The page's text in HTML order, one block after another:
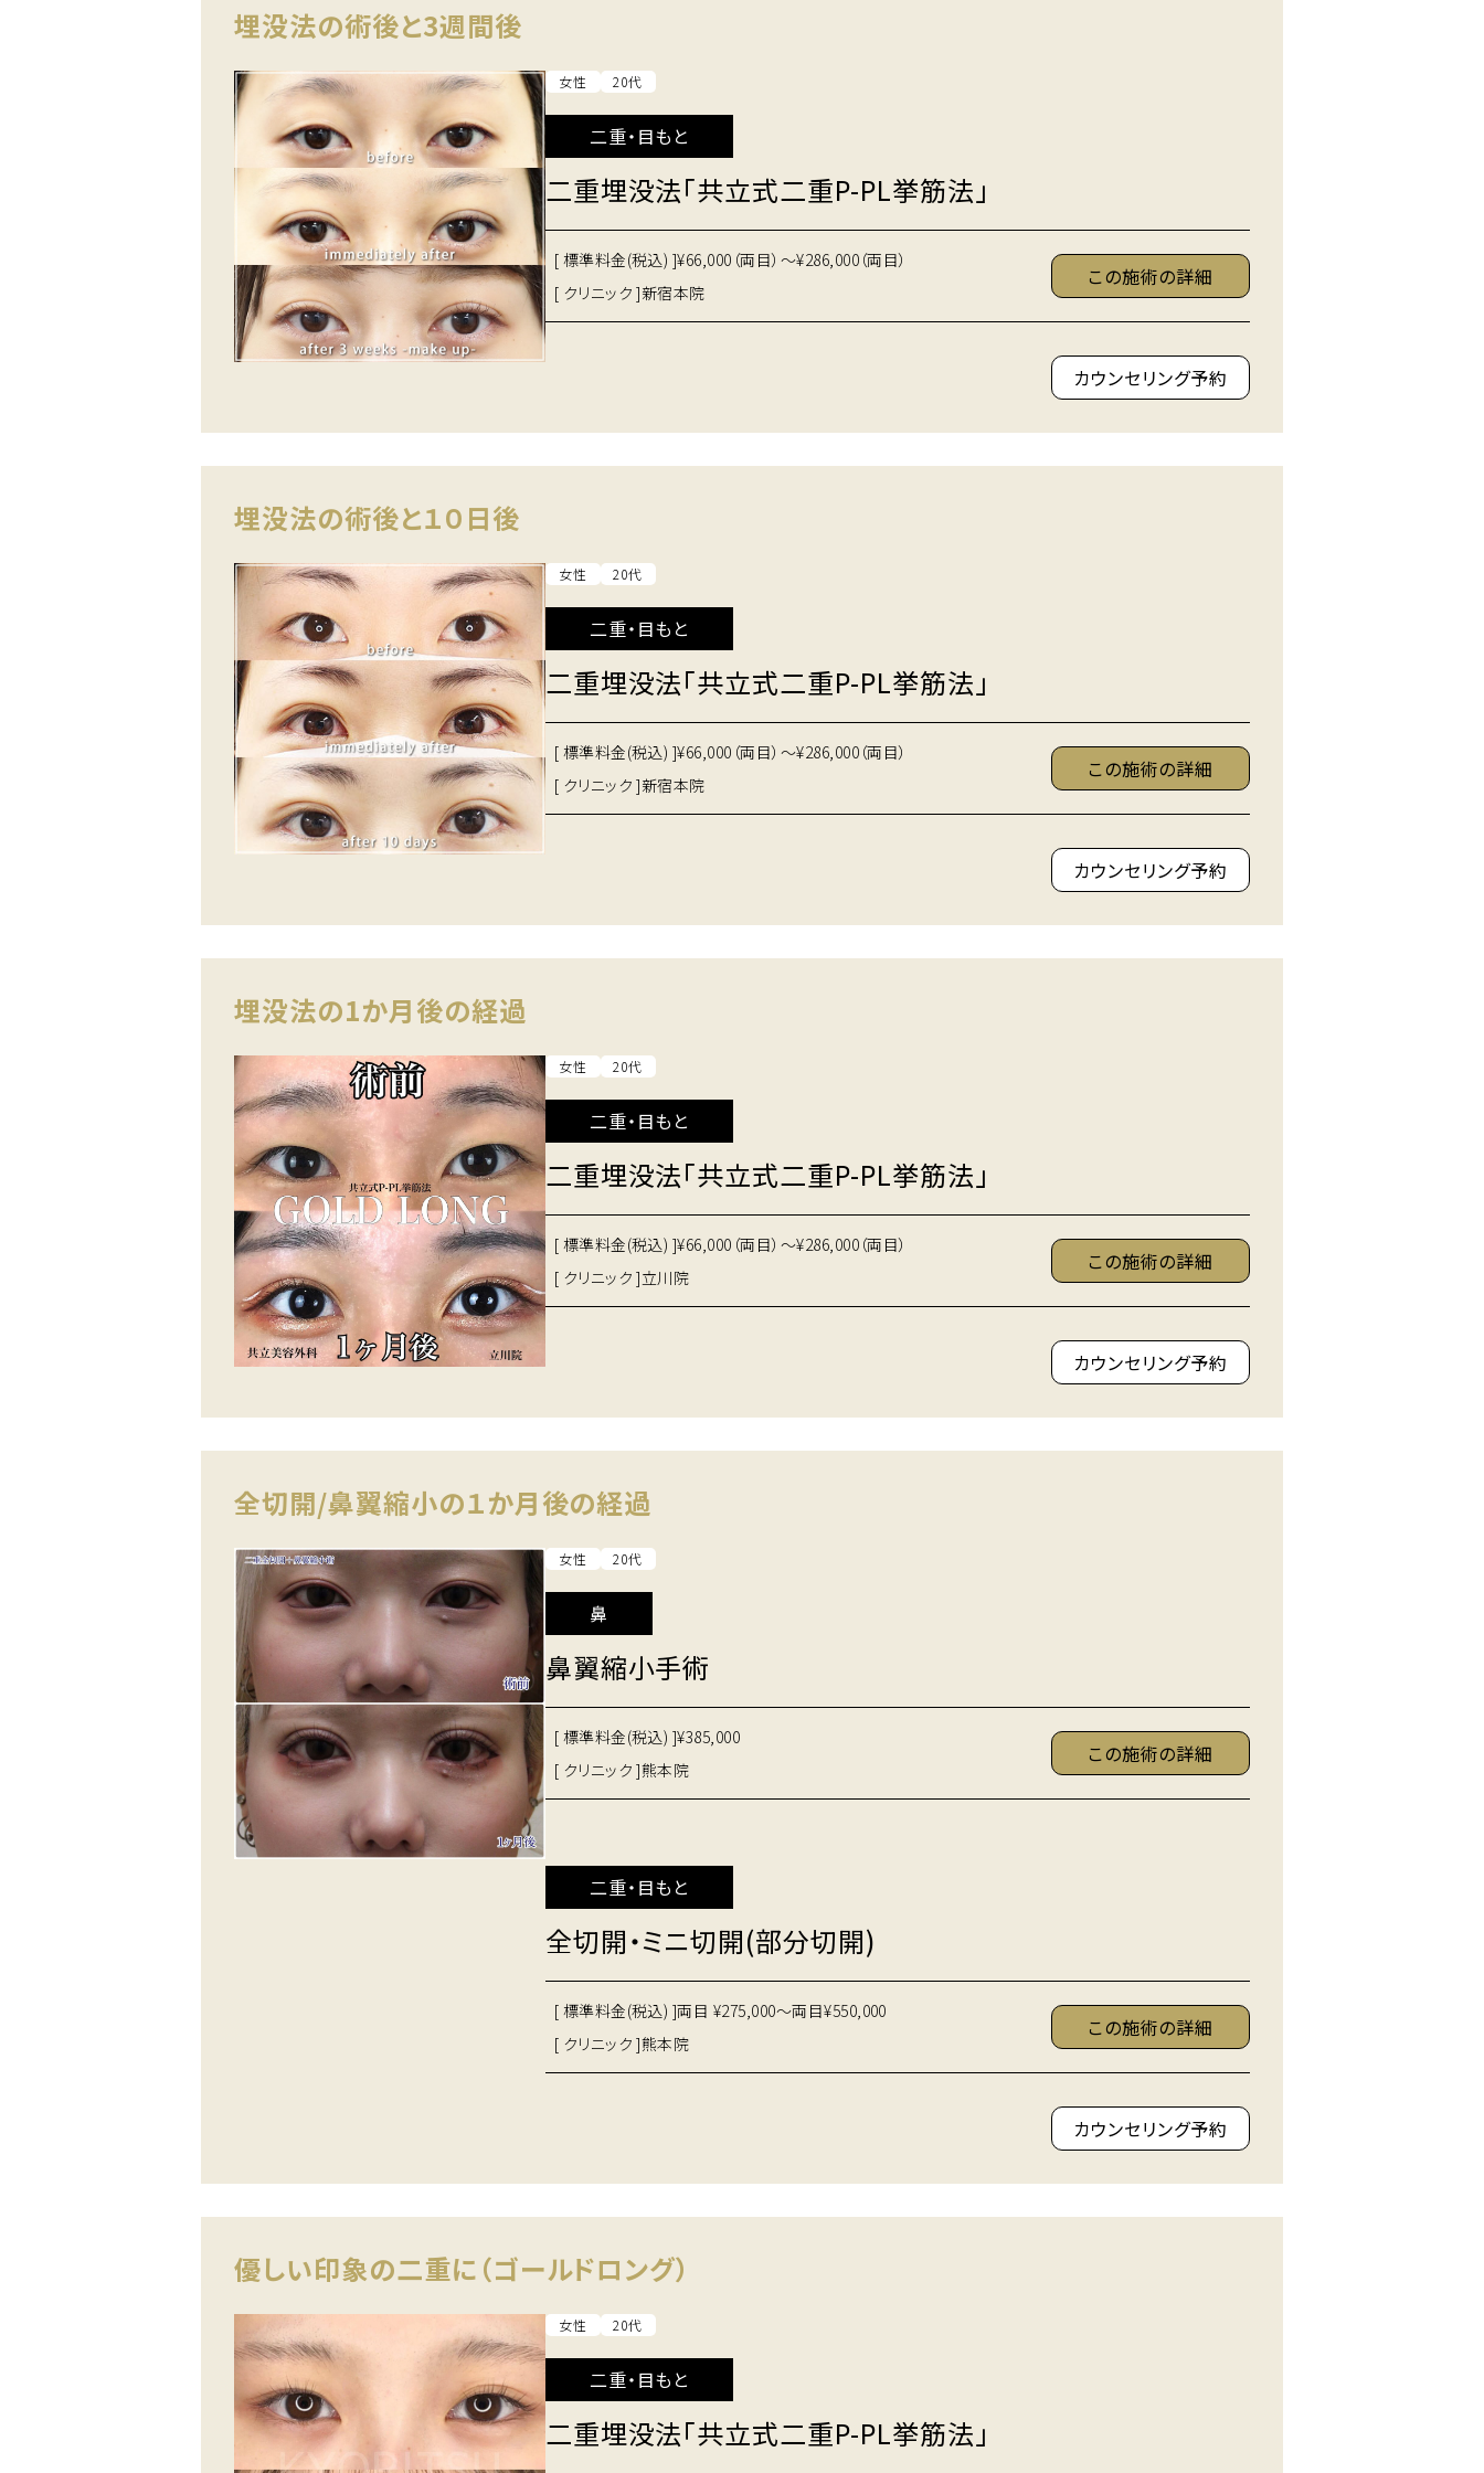
埋没法の術後と3週間後
女性 20代
二重・目もと
二重埋没法「共立式二重P-PL挙筋法」
[ 標準料金(税込) ]¥66,000（両目）～¥286,000（両目）
[ クリニック ]新宿本院
この施術の詳細
カウンセリング予約
埋没法の術後と１０日後
女性 20代
二重・目もと
二重埋没法「共立式二重P-PL挙筋法」
[ 標準料金(税込) ]¥66,000（両目）～¥286,000（両目）
[ クリニック ]新宿本院
この施術の詳細
カウンセリング予約
埋没法の1か月後の経過
女性 20代
二重・目もと
二重埋没法「共立式二重P-PL挙筋法」
[ 標準料金(税込) ]¥66,000（両目）～¥286,000（両目）
[ クリニック ]立川院
この施術の詳細
カウンセリング予約
全切開/鼻翼縮小の１か月後の経過
女性 20代
鼻
鼻翼縮小手術
[ 標準料金(税込) ]¥385,000
[ クリニック ]熊本院
この施術の詳細
二重・目もと
全切開・ミニ切開(部分切開)
[ 標準料金(税込) ]両目 ¥275,000～両目¥550,000
[ クリニック ]熊本院
この施術の詳細
カウンセリング予約
優しい印象の二重に（ゴールドロング）
女性 20代
二重・目もと
二重埋没法「共立式二重P-PL挙筋法」